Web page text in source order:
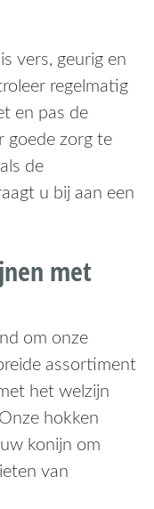
vers, geurig en
regelmatig
en pas de
goede zorg te
de
u bij aan een
met
om onze
assortiment
het welzijn
hokken
konijn om
van